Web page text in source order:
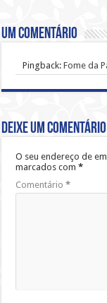
Um comentário
Pingback:Fome da
Deixe um comentário
O seu endereço de
marcados com*
Comentário*